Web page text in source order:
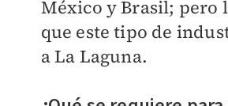
México y Brasil; pero
que este tipo de
a La Laguna.